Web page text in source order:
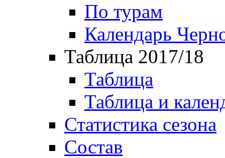
По турам
Календарь
Таблица 2017/18
Таблица
Таблица и
Статистика сезона
Состав